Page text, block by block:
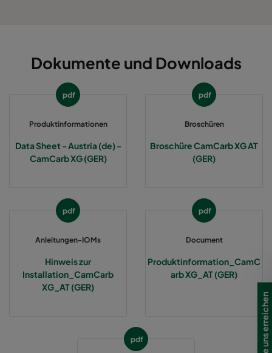
Dokumente und Downloads
pdf
Produktinformationen
Data Sheet - Austria (de) -
CamCarb XG (GER)
pdf
Broschüren
Broschüre CamCarb XG AT
(GER)
pdf
Anleitungen-IOMs
Hinweis zur
Installation_CamCarb
XG_AT (GER)
pdf
Document
Produktinformation_CamC
arb XG_AT (GER)
pdf Wie Sie uns erreichen